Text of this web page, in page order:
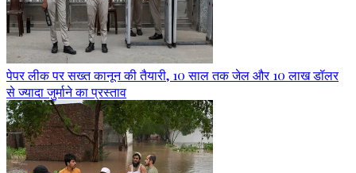
पेपर लीक पर सख्त कानून की तैयारी, 10 साल तक जेल और 10 लाख डॉलर
से ज्यादा जुर्माने का प्रस्ताव